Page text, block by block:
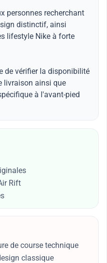
personnes recherchant
distinctif, ainsi
lifestyle Nike à forte
de vérifier la disponibilité
livraison ainsi que
à l'avant-pied
Rift
de course technique
classique